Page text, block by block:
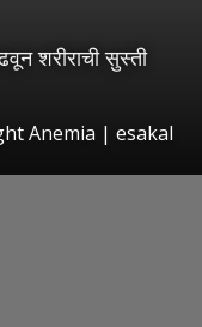
शरीराची सुस्ती
Anemia | esakal